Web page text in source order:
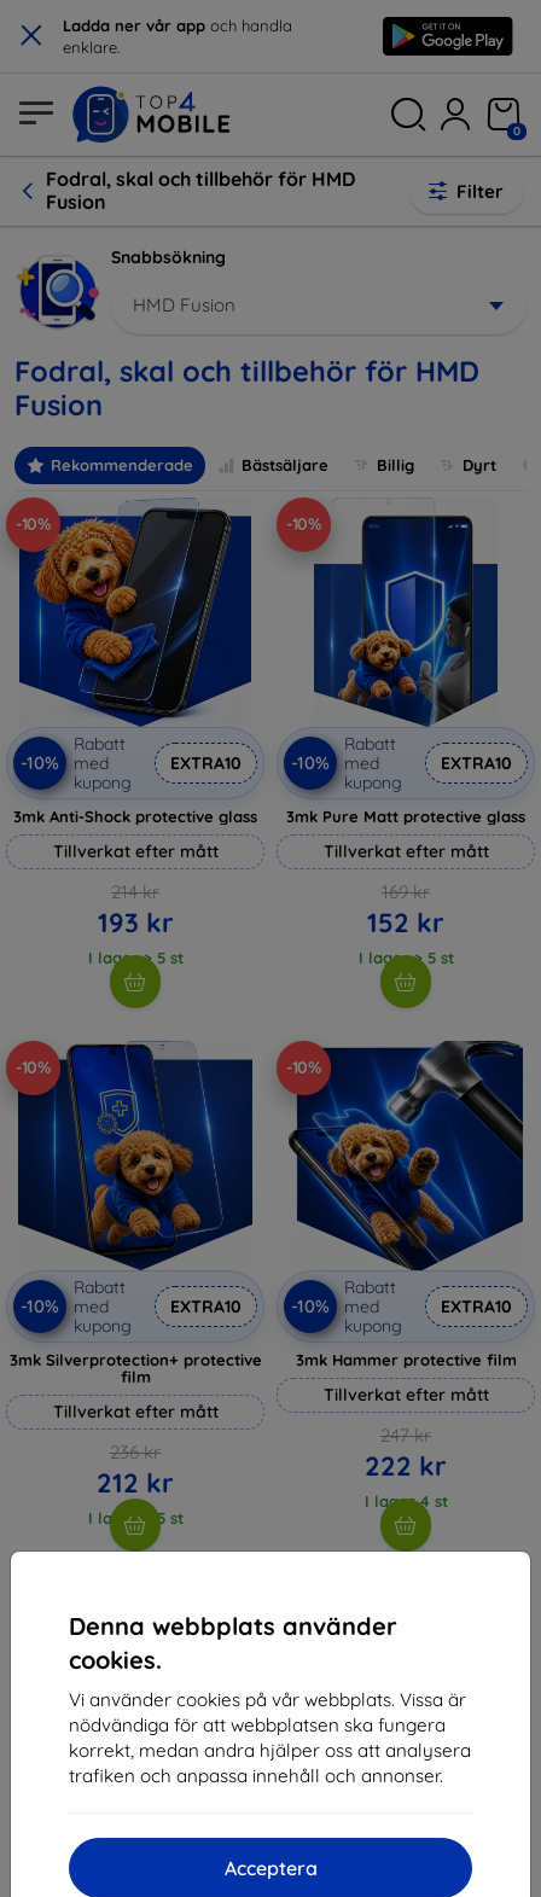
× Ladda ner vår app och handla
enklare.
Denna webbplats använder
cookies.
Vi använder cookies på vår webbplats. Vissa är
nödvändiga för att webbplatsen ska fungera
korrekt, medan andra hjälper oss att analysera
trafiken och anpassa innehåll och annonser.
Acceptera
0
Fodral, skal och tillbehör för HMD
Fusion
Filter
Snabbsökning
HMD Fusion
Fodral, skal och tillbehör för HMD
Fusion
Rekommenderade Bästsäljare Billig Dyrt
-10%
-10%
Rabatt
med
kupong
EXTRA10
3mk Anti-Shock protective glass
Tillverkat efter mått
214 kr
193 kr
I lager > 5 st
-10%
-10%
Rabatt
med
kupong
EXTRA10
3mk Pure Matt protective glass
Tillverkat efter mått
169 kr
152 kr
I lager > 5 st
-10%
-10%
Rabatt
med
kupong
EXTRA10
3mk Silverprotection+ protective
film
Tillverkat efter mått
236 kr
212 kr
I lager > 5 st
-10%
-10%
Rabatt
med
kupong
EXTRA10
3mk Hammer protective film
Tillverkat efter mått
247 kr
222 kr
I lager 4 st
av totalt4.
Shield-SK s.r.o.